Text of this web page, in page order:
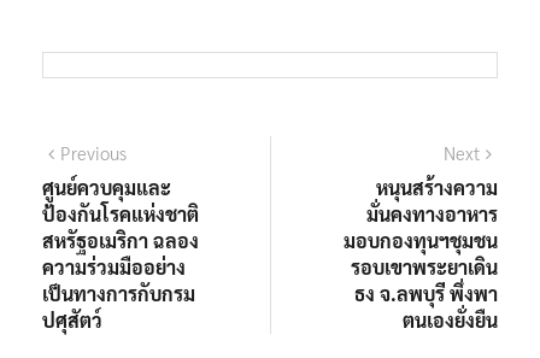
Previous
ศูนย์ควบคุมและ
ป้องกันโรคแห่งชาติ
สหรัฐอเมริกา ฉลอง
ความร่วมมืออย่าง
เป็นทางการกับกรม
ปศุสัตว์
Next
หนุนสร้างความ
มั่นคงทางอาหาร
มอบกองทุนฯชุมชน
รอบเขาพระยาเดิน
ธง จ.ลพบุรี พึ่งพา
ตนเองยั่งยืน